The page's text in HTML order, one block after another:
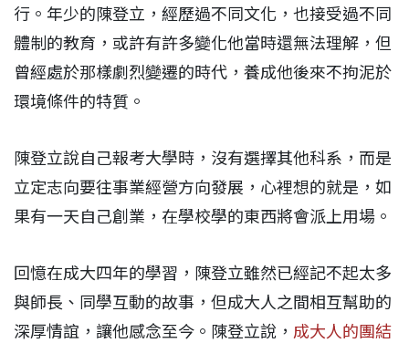
行。年少的陳登立，經歷過不同文化，也接受過不同
體制的教育，或許有許多變化他當時還無法理解，但
曾經處於那樣劇烈變遷的時代，養成他後來不拘泥於
環境條件的特質。
陳登立說自己報考大學時，沒有選擇其他科系，而是
立定志向要往事業經營方向發展，心裡想的就是，如
果有一天自己創業，在學校學的東西將會派上用場。
回憶在成大四年的學習，陳登立雖然已經記不起太多
與師長、同學互動的故事，但成大人之間相互幫助的
深厚情誼，讓他感念至今。陳登立說， 成大人的團結